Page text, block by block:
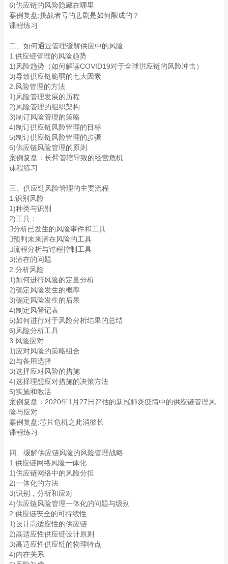
6)供应链的风险隐藏在哪里
案例复盘:挑战者号的悲剧是如何酿成的？
课程练习
二、如何通过管理缓解供应中的风险
1.供应链管理的风险趋势
1)风险趋势（如何解读COVID19对于全球供应链的风险冲击）
3)导致供应链脆弱的七大因素
2.风险管理的方法
1)风险管理发展的历程
2)风险管理的组织架构
3)制订风险管理的策略
4)制订供应链风险管理的目标
5)制订供应链风险管理的步骤
6)供应链风险管理的原则
案例复盘：长臂管辖导致的经营危机
课程练习
三、供应链风险管理的主要流程
1.识别风险
1)种类与识别
2)工具：
分析已发生的风险事件和工具
预判未来潜在风险的工具
流程分析与过程控制工具
3)潜在的问题
2.分析风险
1)如何进行风险的定量分析
2)确定风险发生的概率
3)确定风险发生的后果
4)制定风登记表
5)如何进行对于风险分析结果的总结
6)风险分析工具
3.风险应对
1)应对风险的策略组合
2)与备用选择
3)选择应对风险的措施
4)选择理想应对措施的决策方法
5)实施和激活
案例复盘：2020年1月27日评估的新冠肺炎疫情中的供应链管理风
险与应对
案例复盘:芯片危机之此消彼长
课程练习
四、缓解供应链风险的风险管理战略
1.供应链网络风险一体化
1)供应链网络中的风险分担
2)一体化的方法
3)识别，分析和应对
4)供应链风险管理一体化的问题与级别
2.供应链安全的可持续性
1)设计高适应性的供应链
2)高适应性供应链设计原则
3)高适应性供应链的物理特点
4)内在关系